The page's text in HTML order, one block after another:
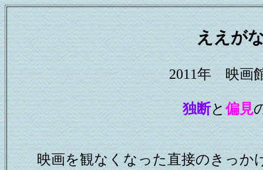
ええが
2011年 映画
独断と偏見
映画を観なくなった直接のきっか